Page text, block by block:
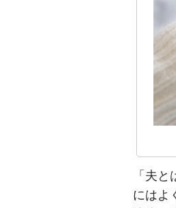
「夫
にはよ